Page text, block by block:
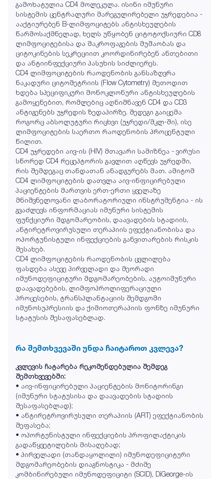
გამოხატულია CD4 მოლეკულა. ისინი იმუნური
სისტემის ცენტრალური მარეგულირებელი უჯრედებია -
ააქტიურებენ B-ლიმფოციტებს ანტისხეულების
წარმოსაქმნელად, ხელს უწყობენ ციტოტოქსიური CD8
ლიმფოციტებისა და მაკროფაგების მუშაობას და
ციტოკინების სეკრეციით კოორდინირებენ ანთებითი
და ანტიინფექციური პასუხის სიძლიერეს.
CD4 ლიმფოციტების რაოდენობის განსაზღვრა
ნაკადური ციტომეტრიის (Flow Cytometry) მეთოდით
ხდება სპეციფიკური მონოკლონური ანტისხეულების
გამოყენებით, რომლებიც აღნიშნავენ CD4 და CD3
ანტიგენებს უჯრედის ზედაპირზე. შედეგი გაიცემა
როგორც აბსოლუტური რიცხვი (უჯრედი/მკლ-ში), ისე
ლიმფოციტების საერთო რაოდენობის პროცენტული
წილით.
CD4 უჯრედები აივ-ის (HIV) მთავარი სამიზნეა - ვირუსი
სწორედ CD4 რეცეპტორის გავლით აღწევს უჯრედში,
რის შემდეგაც თანდათან ანადგურებს მათ. ამიტომ
CD4 ლიმფოციტების დათვლა აივ-ინფიცირებული
პაციენტების მართვის ერთ-ერთი ყველაზე
მნიშვნელოვანი ლაბორატორიული ინსტრუმენტია - ის
გვაძლევს ინფორმაციას იმუნური სისტემის
ფუნქციური მდგომარეობის, დაავადების სტადიის,
ანტირეტროვირუსული თერაპიის ეფექტიანობისა და
ოპორტუნისტული ინფექციების განვითარების რისკის
შესახებ.
CD4 ლიმფოციტების რაოდენობის ცვლილება
ფასდება ასევე პირველადი და მეორადი
იმუნოდეფიციტური მდგომარეობების, აუტოიმუნური
დაავადებების, ლიმფოპროლიფერაციული
პროცესების, ტრანსპლანტაციის შემდგომი
იმუნოსუპრესიის და ქიმიოთერაპიის ფონზე იმუნური
სტატუსის შესაფასებლად.
რა შემთხვევაში უნდა ჩაიტაროთ კვლევა?
კვლევის ჩატარება რეკომენდებულია შემდეგ
შემთხვევებში:
• აივ-ინფიცირებული პაციენტების მონიტორინგი
(იმუნური სტატუსისა და დაავადების სტადიის
შესაფასებლად);
• ანტირეტროვირუსული თერაპიის (ART) ეფექტიანობის
შეფასება;
• ოპორტუნისტული ინფექციების პროფილაქტიკის
გადაწყვეტილების მისაღებად;
• პირველადი (თანდაყოლილი) იმუნოდეფიციტური
მდგომარეობების დიაგნოსტიკა - მძიმე
კომბინირებული იმუნოდეფიციტი (SCID), DiGeorge-ის